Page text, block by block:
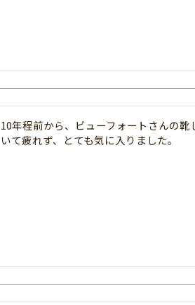
10年程前から、ビューフォートさんの
いて疲れず、とても気に入りました。